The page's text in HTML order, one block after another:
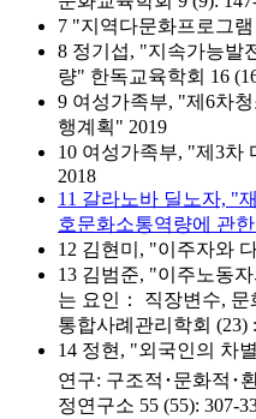
7 "지역다문화프로그
8 정기섭, "지속가능발
량" 한독교육학회 16
9 여성가족부, "제6차
행계획" 2019
10 여성가족부, "제3차
2018
11 갈라노바 딜노자, "
호문화소통역량에 관
12 김현미, "이주자와
13 김범준, "이주노동
는 요인： 직장변수,
통합사례관리학회 (23)
14 정현, "외국인의 차
연구: 구조적･문화적･
정연구소 55 (55): 307-